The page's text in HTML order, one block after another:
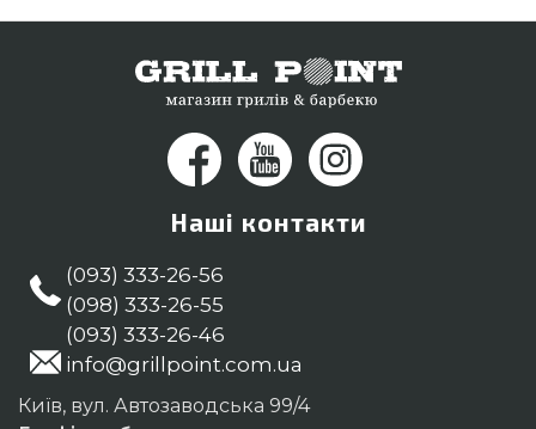
Наші контакти
(093) 333-26-56
(098) 333-26-55
(093) 333-26-46
info@grillpoint.com.ua
Київ, вул. Автозаводська 99/4